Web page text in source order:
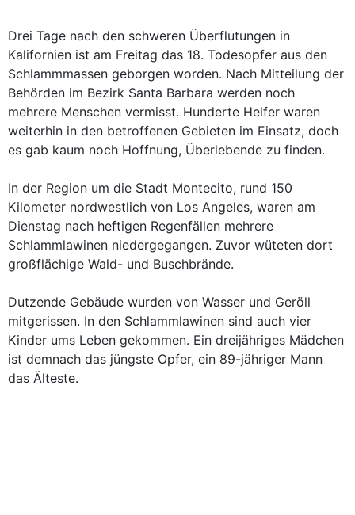
Drei Tage nach den schweren Überflutungen in
Kalifornien ist am Freitag das 18. Todesopfer aus den
Schlammmassen geborgen worden. Nach Mitteilung der
Behörden im Bezirk Santa Barbara werden noch
mehrere Menschen vermisst. Hunderte Helfer waren
weiterhin in den betroffenen Gebieten im Einsatz, doch
es gab kaum noch Hoffnung, Überlebende zu finden.
In der Region um die Stadt Montecito, rund 150
Kilometer nordwestlich von Los Angeles, waren am
Dienstag nach heftigen Regenfällen mehrere
Schlammlawinen niedergegangen. Zuvor wüteten dort
großflächige Wald- und Buschbrände.
Dutzende Gebäude wurden von Wasser und Geröll
mitgerissen. In den Schlammlawinen sind auch vier
Kinder ums Leben gekommen. Ein dreijähriges Mädchen
ist demnach das jüngste Opfer, ein 89-jähriger Mann
das Älteste.